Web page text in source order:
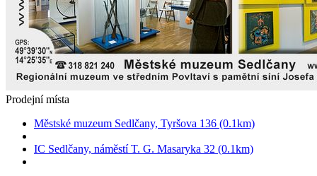
Prodejní místa
Městské muzeum Sedlčany, Tyršova 136 (0.1km)
IC Sedlčany, náměstí T. G. Masaryka 32 (0.1km)